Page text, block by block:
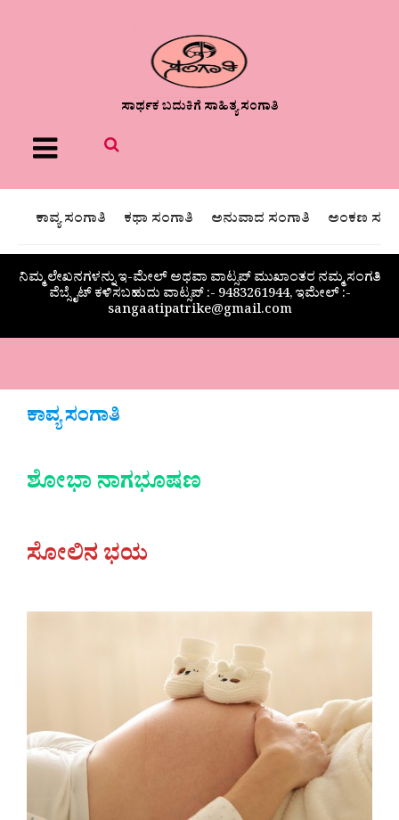
ಸಾರ್ಥಕ ಬದುಕಿಗೆ ಸಾಹಿತ್ಯ ಸಂಗಾತಿ
Menu
ಕಾವ್ಯ ಸಂಗಾತಿ ಕಥಾ ಸಂಗಾತಿ ಅನುವಾದ ಸಂಗಾತಿ ಅಂಕಣ
ನಿಮ್ಮ ಲೇಖನಗಳನ್ನು ಇ-ಮೇಲ್ ಅಥವಾ ವಾಟ್ಸಪ್ ಮುಖಾಂತರ ನಮ್ಮ ಸಂಗತಿ
ವೆಬ್ಸೈಟ್ ಕಳಿಸಬಹುದು ವಾಟ್ಸಪ್‌ :- 9483261944, ಇಮೇಲ್ :-
sangaatipatrike@gmail.com
ಕಾವ್ಯ ಸಂಗಾತಿ
ಶೋಭಾ ನಾಗಭೂಷಣ
ಸೋಲಿನ ಭಯ